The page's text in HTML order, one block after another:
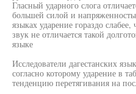
Гласный ударного слога
большей силой и
языках ударение гораздо
звук не отличается такой
языке
Исследователи дагестанских
согласно которому ударение в
тенденцию перетягивания на